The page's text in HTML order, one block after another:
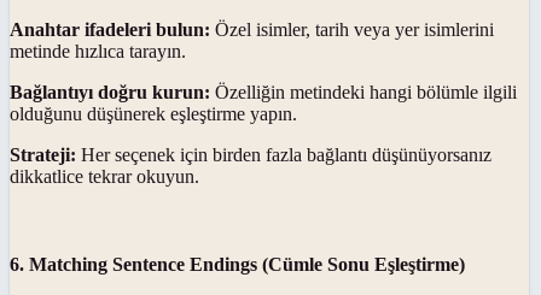
Anahtar ifadeleri bulun: Özel isimler, tarih veya yer isimlerini
metinde hızlıca tarayın.
Bağlantıyı doğru kurun: Özelliğin metindeki hangi bölümle ilgili
olduğunu düşünerek eşleştirme yapın.
Strateji: Her seçenek için birden fazla bağlantı düşünüyorsanız
dikkatlice tekrar okuyun.
6. Matching Sentence Endings (Cümle Sonu Eşleştirme)